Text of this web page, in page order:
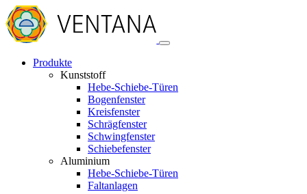
Produkte
Kunststoff
Hebe-Schiebe-Türen
Bogenfenster
Kreisfenster
Schrägfenster
Schwingfenster
Schiebefenster
Aluminium
Hebe-Schiebe-Türen
Faltanlagen